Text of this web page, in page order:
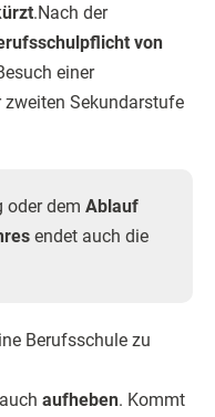
.Nach der
von
einer
zweiten Sekundarstufe
oder dem Ablauf
endet auch die
Berufsschule zu
aufheben. Kommt